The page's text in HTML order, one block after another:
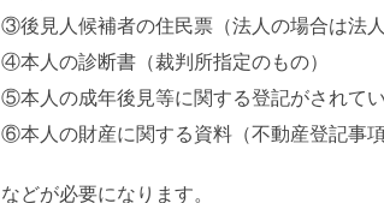
③後見人候補者の住民票（法人の場合は法人
④本人の診断書（裁判所指定のもの）
⑤本人の成年後見等に関する登記がされて
⑥本人の財産に関する資料（不動産登記事
などが必要になります。